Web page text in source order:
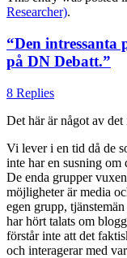
Researcher).
“Den intressanta
på DN Debatt.”
8 Replies
Det här är något av
Vi lever i en tid då de
inte har en susning om
De enda grupper
möjligheter är media
egen grupp,
har hört talats om
förstår inte att det
och interagerar med